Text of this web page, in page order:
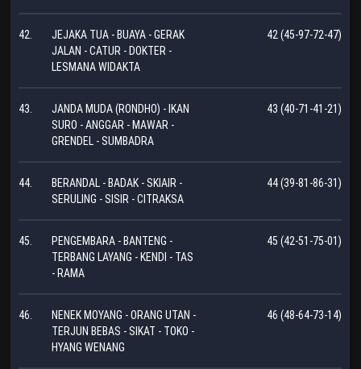
42.
JEJAKA TUA - BUAYA - GERAK
JALAN - CATUR - DOKTER -
LESMANA WIDAKTA
42 (45-97-72-47)
43.
JANDA MUDA (RONDHO) - IKAN
SURO - ANGGAR - MAWAR -
GRENDEL - SUMBADRA
43 (40-71-41-21)
44.
BERANDAL - BADAK - SKIAIR -
SERULING - SISIR - CITRAKSA
44 (39-81-86-31)
45.
PENGEMBARA - BANTENG -
TERBANG LAYANG - KENDI - TAS
- RAMA
45 (42-51-75-01)
46.
NENEK MOYANG - ORANG UTAN -
TERJUN BEBAS - SIKAT - TOKO -
HYANG WENANG
46 (48-64-73-14)